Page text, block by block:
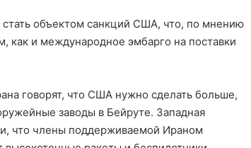
объектом санкций США, что, по мнению
как и международное эмбарго на поставки
говорят, что США нужно сделать больше,
заводы в Бейруте. Западная
что члены поддерживаемой Ираном